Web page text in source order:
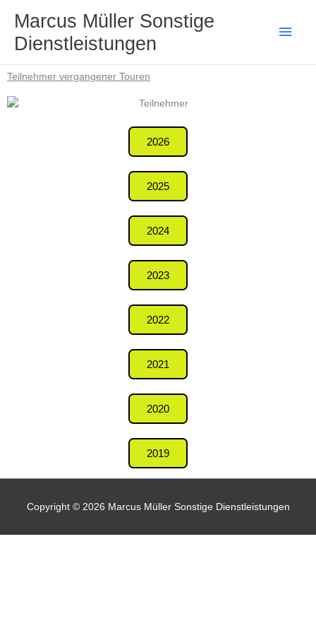
Inhalt
springen
Marcus Müller Sonstige
Dienstleistungen
Teilnehmer vergangener Touren
2026
2025
2024
2023
2022
2021
2020
2019
Copyright © 2026 Marcus Müller Sonstige Dienstleistungen